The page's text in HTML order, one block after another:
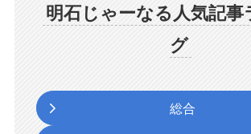
明石じゃーなる人気記事
グ
総合